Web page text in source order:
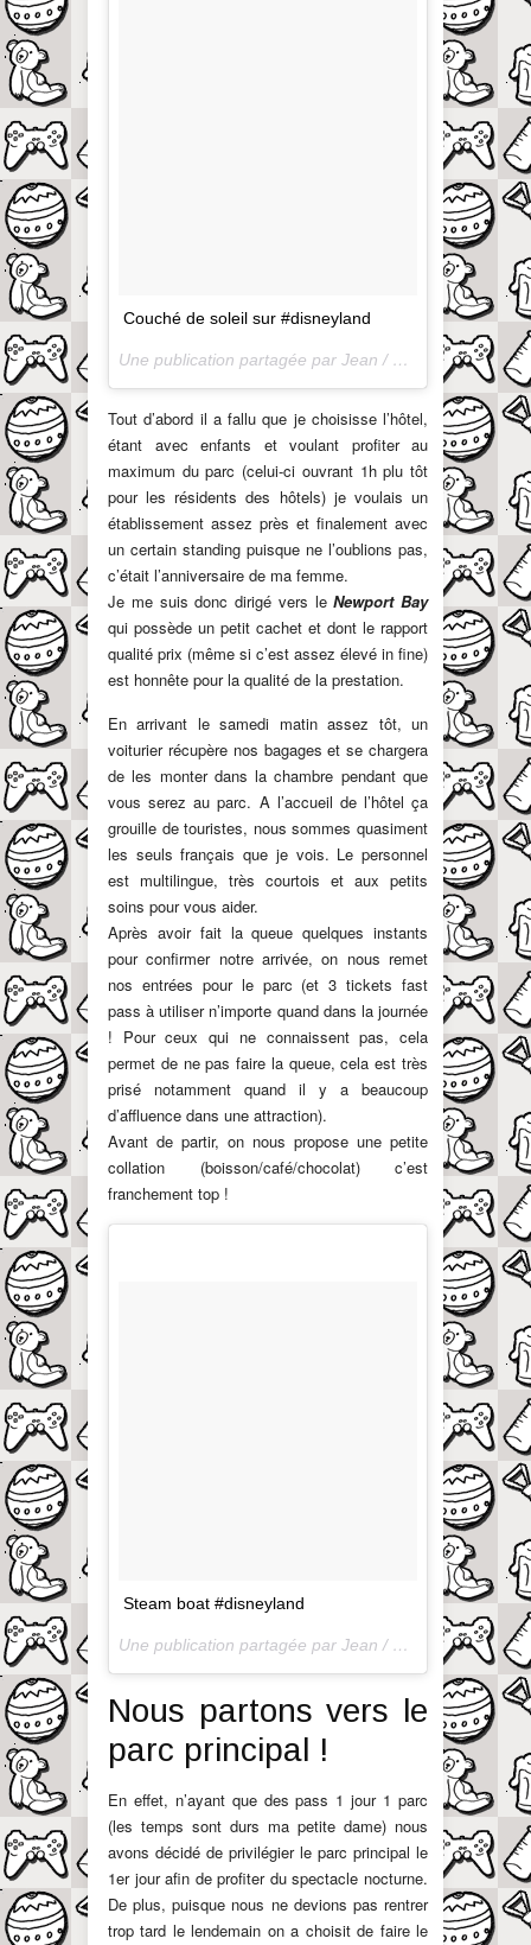
Couché de soleil sur #disneyland
Une publication partagée par Jean / QuandOnEstPapa (@jayergoodtime) le
Tout d’abord il a fallu que je choisisse l’hôtel,
étant avec enfants et voulant profiter au
maximum du parc (celui-ci ouvrant 1h plu tôt
pour les résidents des hôtels) je voulais un
établissement assez près et finalement avec
un certain standing puisque ne l’oublions pas,
c’était l’anniversaire de ma femme.
Je me suis donc dirigé vers leNewport Bay
qui possède un petit cachet et dont le rapport
qualité prix (même si c’est assez élevé in fine)
est honnête pour la qualité de la prestation.
En arrivant le samedi matin assez tôt, un
voiturier récupère nos bagages et se chargera
de les monter dans la chambre pendant que
vous serez au parc. A l’accueil de l’hôtel ça
grouille de touristes, nous sommes quasiment
les seuls français que je vois. Le personnel
est multilingue, très courtois et aux petits
soins pour vous aider.
Après avoir fait la queue quelques instants
pour confirmer notre arrivée, on nous remet
nos entrées pour le parc (et 3 tickets fast
pass à utiliser n’importe quand dans la journée
! Pour ceux qui ne connaissent pas, cela
permet de ne pas faire la queue, cela est très
prisé notamment quand il y a beaucoup
d’affluence dans une attraction).
Avant de partir, on nous propose une petite
collation (boisson/café/chocolat) c’est
franchement top !
Steam boat #disneyland
Une publication partagée par Jean / QuandOnEstPapa (@jayergoodtime) le
Nous partons vers le
parc principal !
En effet, n’ayant que des pass 1 jour 1 parc
(les temps sont durs ma petite dame) nous
avons décidé de privilégier le parc principal le
1er jour afin de profiter du spectacle nocturne.
De plus, puisque nous ne devions pas rentrer
trop tard le lendemain on a choisit de faire le